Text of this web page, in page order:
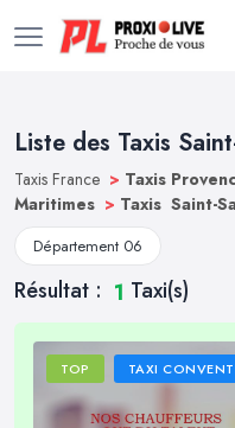
Liste des Taxis
Taxis France > Taxis
Maritimes > Taxis Saint-
Département 06
Résultat : 1 Taxi(s)
TOP TAXI